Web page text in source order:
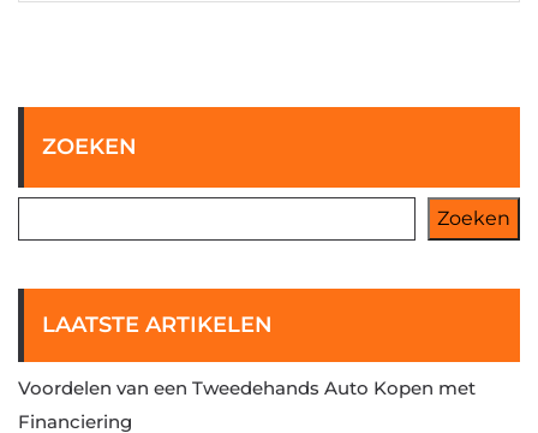
ZOEKEN
Zoeken
LAATSTE ARTIKELEN
Voordelen van een Tweedehands Auto Kopen met
Financiering